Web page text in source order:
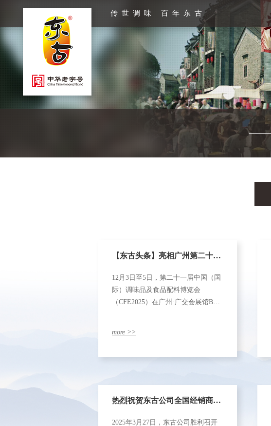
传世调味 百年东古
【东古头条】亮相广州第二十一
届中国（国际）调味品及食品配
12月3日至5日，第二十一届中国（国
际）调味品及食品配料博览会
（CFE2025）在广州·广交会展馆B区
more >>
热烈祝贺东古公司全国经销商会
2025年3月27日，东古公司胜利召开